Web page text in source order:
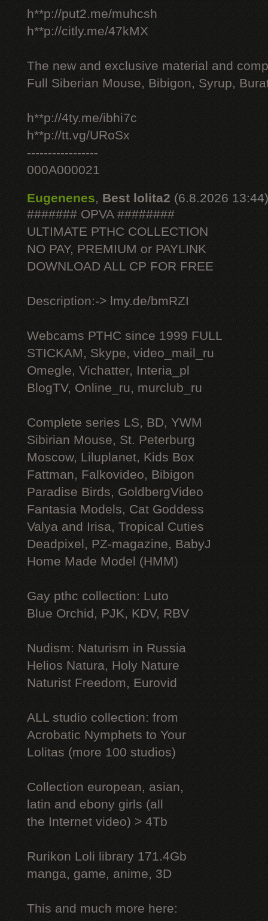
h**p://put2.me/muhcsh
h**p://citly.me/47kMX
The new and exclusive material and
Full Siberian Mouse, Bibigon, Syrup,
h**p://4ty.me/ibhi7c
h**p://tt.vg/URoSx
-----------------
000A000021
Eugenenes, Best lolita2 (6.8.2026 13:44)
####### OPVA ########
ULTIMATE РТНС COLLECTION
NO PAY, PREMIUM or PAYLINK
DOWNLOAD ALL СР FOR FREE
Description:-> lmy.de/bmRZI
Webcams РТНС since 1999 FULL
STICKAM, Skype, video_mail_ru
Omegle, Vichatter, Interia_pl
BlogTV, Online_ru, murclub_ru
Complete series LS, BD, YWM
Sibirian Mouse, St. Peterburg
Moscow, Liluplanet, Kids Box
Fattman, Falkovideo, Bibigon
Paradise Birds, GoldbergVideo
Fantasia Models, Cat Goddess
Valya and Irisa, Tropical Cuties
Deadpixel, PZ-magazine, BabyJ
Home Made Model (HMM)
Gay рthс collection: Luto
Blue Orchid, PJK, KDV, RBV
Nudism: Naturism in Russia
Helios Natura, Holy Nature
Naturist Freedom, Eurovid
ALL studio collection: from
Acrobatic Nymрhеts to Your
Lоlitаs (more 100 studios)
Collection european, asian,
latin and ebony girls (all
the Internet video) > 4Tb
Rurikon Lоli library 171.4Gb
manga, game, anime, 3D
This and much more here: